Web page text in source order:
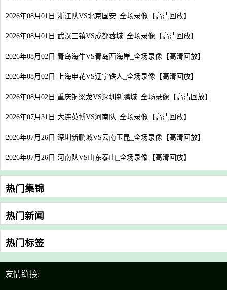
2026年08月01日 浙江队VS北京国安_全场录像【高清回放】
2026年08月01日 武汉三镇VS成都蓉城_全场录像【高清回放】
2026年08月02日 青岛海牛VS青岛西海岸_全场录像【高清回放】
2026年08月02日 上海申花VS辽宁铁人_全场录像【高清回放】
2026年08月02日 重庆铜梁龙VS深圳新鹏城_全场录像【高清回放】
2026年07月31日 大连英博VS河南队_全场录像【高清回放】
2026年07月26日 深圳新鹏城VS云南玉昆_全场录像【高清回放】
2026年07月26日 河南队VS山东泰山_全场录像【高清回放】
热门集锦
热门新闻
热门标签
友情链接: